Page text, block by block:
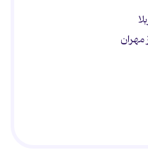
مهران